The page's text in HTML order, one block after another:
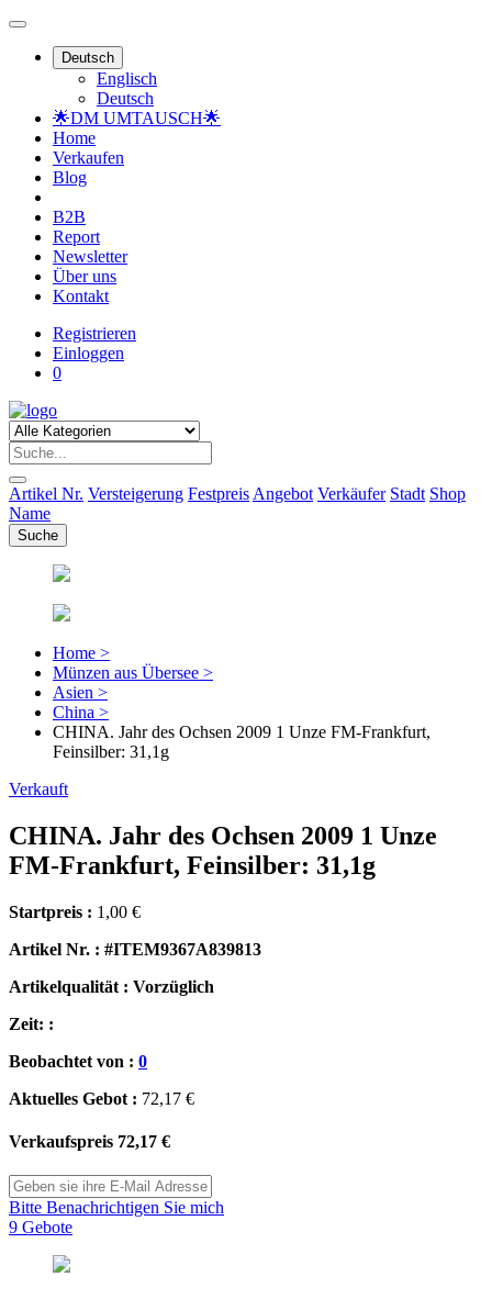
Deutsch
Englisch
Deutsch
🌟DM UMTAUSCH🌟
Home
Verkaufen
Blog
B2B
Report
Newsletter
Über uns
Kontakt
Registrieren
Einloggen
0
Artikel Nr. Versteigerung Festpreis Angebot Verkäufer Stadt Shop
Name
Home >
Münzen aus Übersee >
Asien >
China >
CHINA. Jahr des Ochsen 2009 1 Unze FM-Frankfurt,
Feinsilber: 31,1g
Verkauft
CHINA. Jahr des Ochsen 2009 1 Unze
FM-Frankfurt, Feinsilber: 31,1g
Startpreis : 1,00 €
Artikel Nr. : #ITEM9367A839813
Artikelqualität : Vorzüglich
Zeit: :
Beobachtet von : 0
Aktuelles Gebot : 72,17 €
Verkaufspreis 72,17 €
Bitte Benachrichtigen Sie mich
9 Gebote